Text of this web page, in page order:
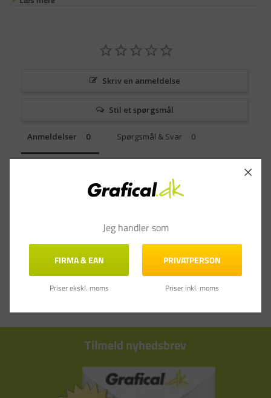
Skriv en anmeldelse
Stil et spørgsmål
Anmeldelser Spørgsmål & Svar
Tilmeld nyhedsbrev
Jeg handler som
FIRMA & EAN
Priser ekskl. moms
PRIVATPERSON
Priser inkl. moms